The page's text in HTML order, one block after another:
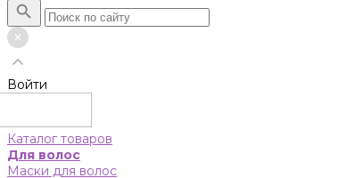
Войти
Каталог товаров
Для волос
Маски для волос